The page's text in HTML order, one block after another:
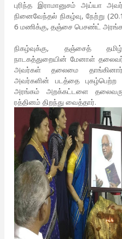
புரிந்த இராமானுசம் அய்யா
நினைவேந்தல் நிகழ்வு, நேற்று
6 மணிக்கு, தஞ்சை பெசண்ட்
நிகழ்வுக்கு, தஞ்சைத்
நாடகத்துறையின் மேனாள்
அவர்கள் தலைமை
அவர்களின் படத்தை புகழ்பெற்ற
அரங்கம் அறக்கட்டளை
ரத்தினம் திறந்து வைத்தார்.